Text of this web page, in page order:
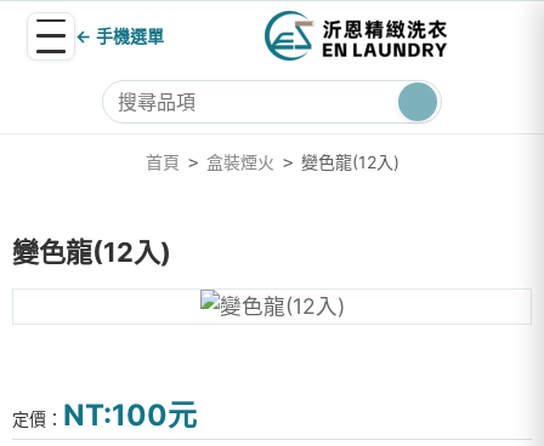
← 手機選單
首頁 > 盒裝煙火 > 變色龍(12入)
變色龍(12入)
定價： NT:100元